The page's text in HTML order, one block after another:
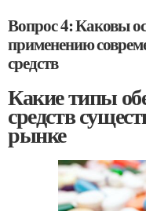
Вопрос 4: Каковы
применению
средств
Какие типы
средств
рынке